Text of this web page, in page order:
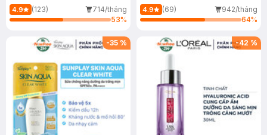
4.9 (123)
714/tháng
53%
(Mới)
4.9 (69)
942/tháng
64%
-35 % -42 %